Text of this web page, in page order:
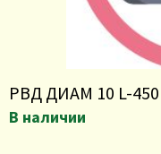
РВД ДИАМ 10 L-450
В наличии